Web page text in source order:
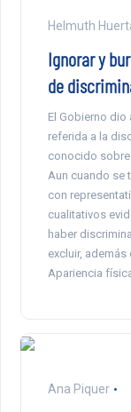
Helmuth
Ignorar y
de
El Gobierno
referida a la
conocido
Aun cuando se
con
cualitativos
haber
excluir,
Apariencia
Ana Piquer